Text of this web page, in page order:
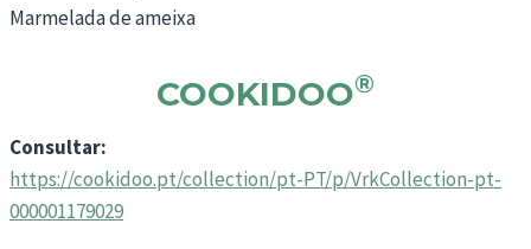
Marmelada de ameixa
COOKIDOO®
Consultar:
https://cookidoo.pt/collection/pt-PT/p/VrkCollection-pt-
000001179029